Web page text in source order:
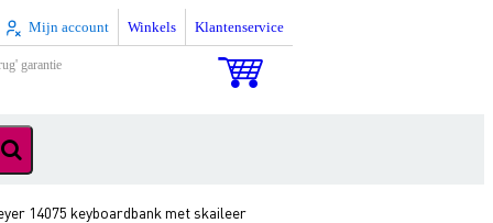
Mijn account Winkels Klantenservice
garantie
14075 keyboardbank met skaileer